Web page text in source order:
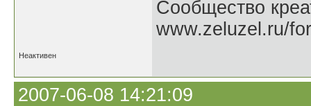
Сообщество
www.zeluzel.ru/
Неактивен
2007-06-08 14:21:09